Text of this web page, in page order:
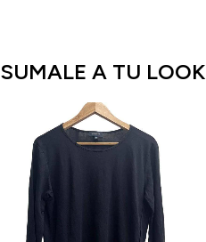
SUMALE A TU LOOK